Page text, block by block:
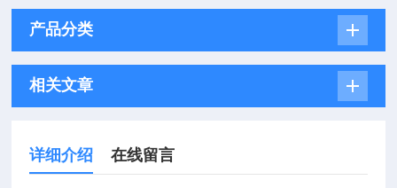
产品分类
相关文章
详细介绍 在线留言